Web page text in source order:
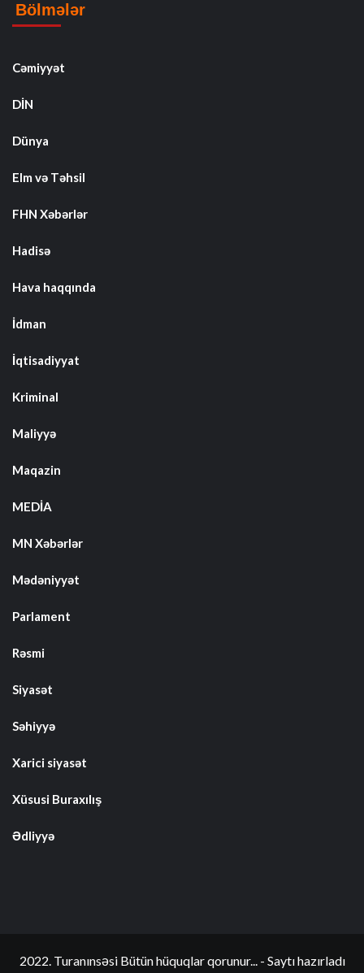
Bölmələr
Cəmiyyət
DİN
Dünya
Elm və Təhsil
FHN Xəbərlər
Hadisə
Hava haqqında
İdman
İqtisadiyyat
Kriminal
Maliyyə
Maqazin
MEDİA
MN Xəbərlər
Mədəniyyət
Parlament
Rəsmi
Siyasət
Səhiyyə
Xarici siyasət
Xüsusi Buraxılış
Ədliyyə
2022. Turanınsəsi Bütün hüquqlar qorunur... - Saytı hazırladı